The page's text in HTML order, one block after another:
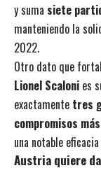
y suma siete
manteniendo la
2022.
Otro dato que
Lionel Scaloni es
exactamente tres
compromisos
una notable
Austria quiere